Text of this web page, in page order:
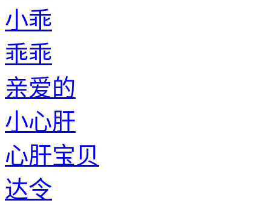
小乖
乖乖
亲爱的
小心肝
心肝宝贝
达令